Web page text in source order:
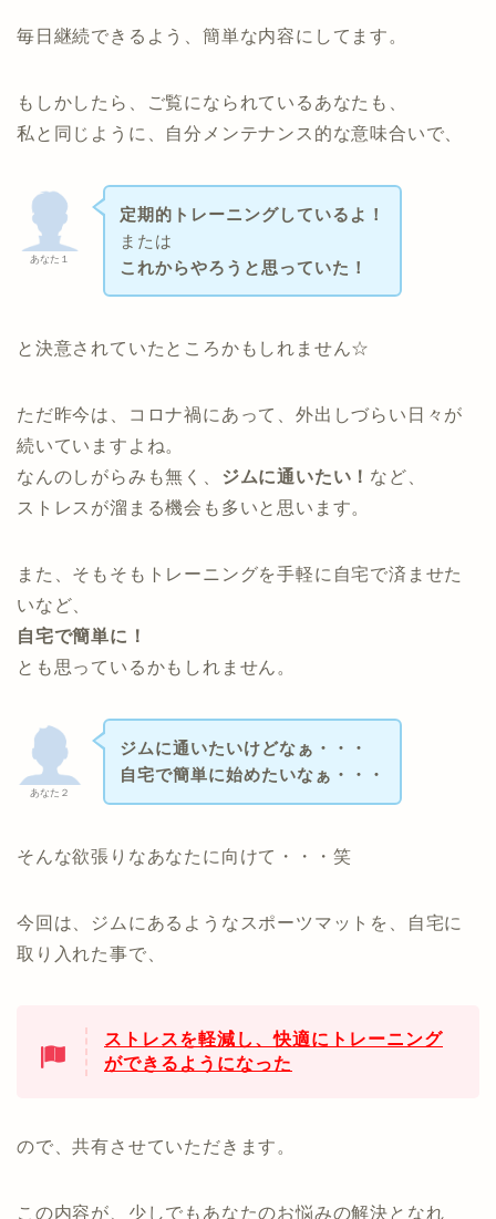
毎日継続できるよう、簡単な内容にしてます。
もしかしたら、ご覧になられているあなたも、
私と同じように、自分メンテナンス的な意味合いで、
あなた１
定期的トレーニングしているよ！
または
これからやろうと思っていた！
と決意されていたところかもしれません☆
ただ昨今は、コロナ禍にあって、外出しづらい日々が
続いていますよね。
なんのしがらみも無く、 ジムに通いたい！ など、
ストレスが溜まる機会も多いと思います。
また、そもそもトレーニングを手軽に自宅で済ませた
いなど、
自宅で簡単に！
とも思っているかもしれません。
あなた２
ジムに通いたいけどなぁ・・・
自宅で簡単に始めたいなぁ・・・
そんな欲張りなあなたに向けて・・・笑
今回は、ジムにあるようなスポーツマットを、自宅に
取り入れた事で、
ストレスを軽減し、快適にトレーニング
ができるようになった
ので、共有させていただきます。
この内容が、少しでもあなたのお悩みの解決となれ